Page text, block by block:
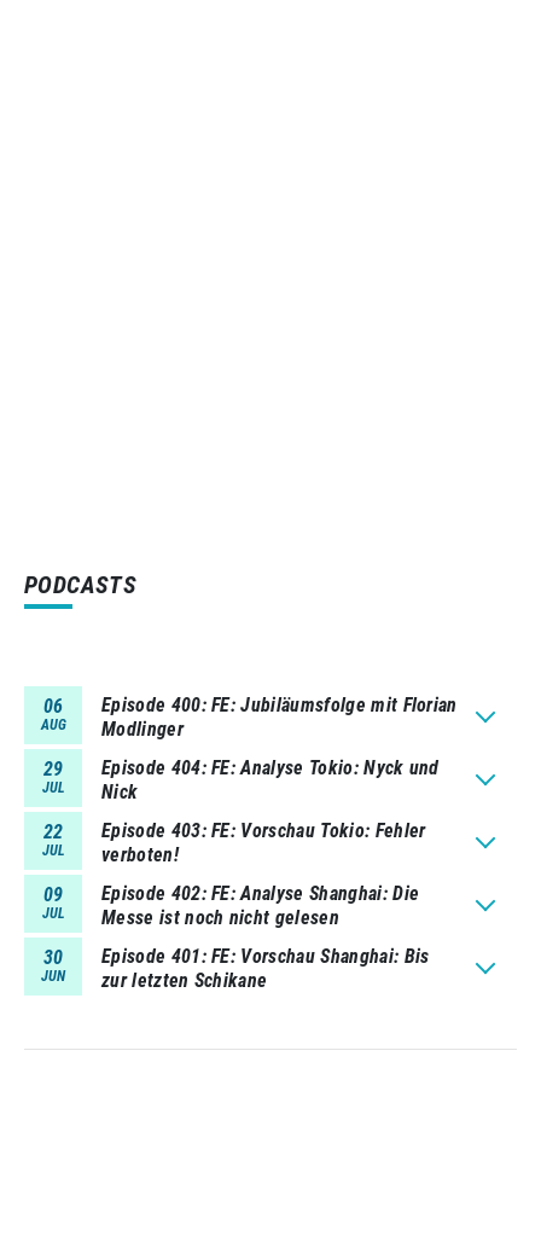
PODCASTS
06
AUG
Episode 400 FE: Jubiläumsfolge mit Florian
Modlinger
29
JUL
Episode 404 FE: Analyse Tokio: Nyck und
Nick
22
JUL
Episode 403 FE: Vorschau Tokio: Fehler
verboten!
09
JUL
Episode 402 FE: Analyse Shanghai: Die
Messe ist noch nicht gelesen
30
JUN
Episode 401 FE: Vorschau Shanghai: Bis
zur letzten Schikane